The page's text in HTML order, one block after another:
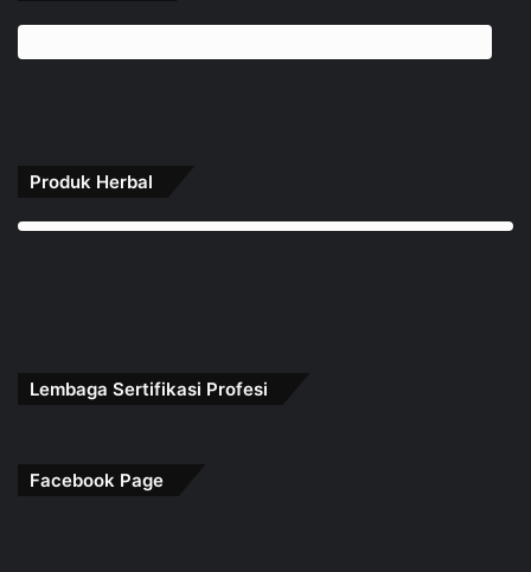
Produk Herbal
Lembaga Sertifikasi Profesi
Facebook Page